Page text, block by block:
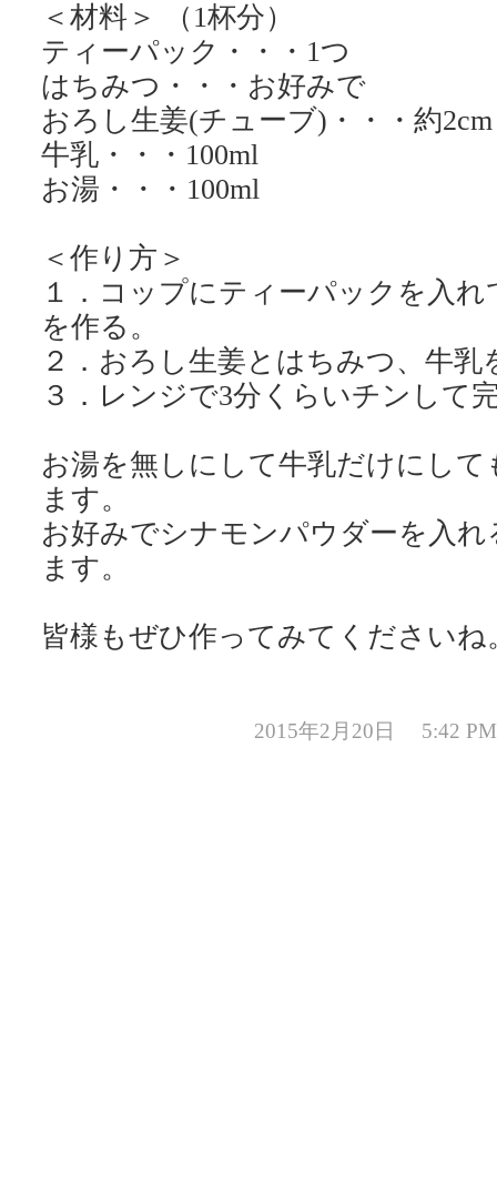
＜材料＞ （1杯分）
ティーパック・・・1つ
はちみつ・・・お好みで
おろし生姜(チューブ)・・・約2cm
牛乳・・・100ml
お湯・・・100ml
＜作り方＞
１．コップにティーパックを入
を作る。
２．おろし生姜とはちみつ、牛乳
３．レンジで3分くらいチンして
お湯を無しにして牛乳だけにし
ます。
お好みでシナモンパウダーを入
ます。
皆様もぜひ作ってみてくださいね
2015年2月20日 5:42